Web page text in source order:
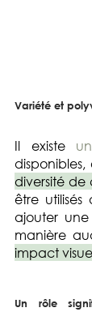
Variété et
Il existe
diversité de
être
ajouter
manière
impact
Un rôle